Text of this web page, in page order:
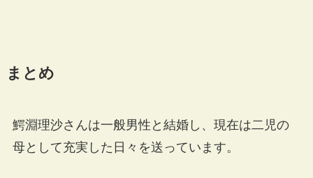
まとめ
鰐淵理沙さんは一般男性と結婚し、現在は二児の
母として充実した日々を送っています。